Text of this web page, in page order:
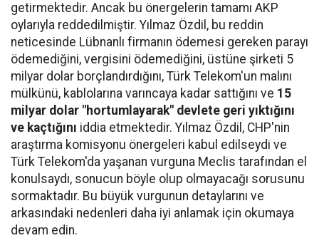
getirmektedir. Ancak bu önergelerin tamamı AKP
oylarıyla reddedilmiştir. Yılmaz Özdil, bu reddin
neticesinde Lübnanlı firmanın ödemesi gereken parayı
ödemediğini, vergisini ödemediğini, üstüne şirketi 5
milyar dolar borçlandırdığını, Türk Telekom'un malını
mülkünü, kablolarına varıncaya kadar sattığını ve 15
milyar dolar "hortumlayarak" devlete geri yıktığını
ve kaçtığını iddia etmektedir. Yılmaz Özdil, CHP'nin
araştırma komisyonu önergeleri kabul edilseydi ve
Türk Telekom'da yaşanan vurguna Meclis tarafından el
konulsaydı, sonucun böyle olup olmayacağı sorusunu
sormaktadır. Bu büyük vurgunun detaylarını ve
arkasındaki nedenleri daha iyi anlamak için okumaya
devam edin.